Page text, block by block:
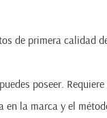
de primera calidad
poseer.
la marca y el